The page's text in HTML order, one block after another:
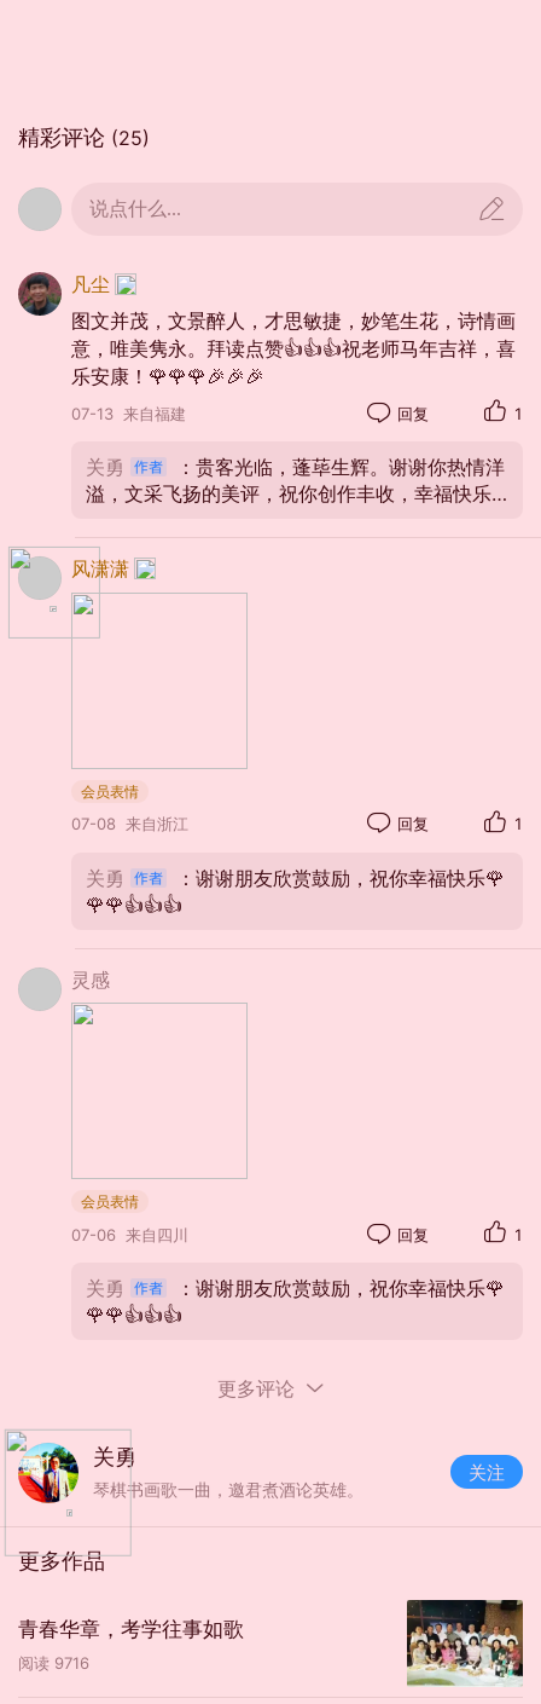
精彩评论 (25)
说点什么...
凡尘
图文并茂，文景醉人，才思敏捷，妙笔生花，诗情画
意，唯美隽永。拜读点赞👍👍👍祝老师马年吉祥，喜
乐安康！🌹🌹🌹🎉🎉🎉
07-13 来自福建 回复 1
关勇
：贵客光临，蓬荜生辉。谢谢你热情洋
溢，文采飞扬的美评，祝你创作丰收，幸福快乐
风潇潇
会员表情
07-08 来自浙江 回复 1
关勇
：谢谢朋友欣赏鼓励，祝你幸福快乐🌹
🌹🌹👍👍👍
灵感
会员表情
07-06 来自四川 回复 1
关勇
：谢谢朋友欣赏鼓励，祝你幸福快乐🌹
🌹🌹👍👍👍
更多评论
关勇
琴棋书画歌一曲，邀君煮酒论英雄。
关注
更多作品
青春华章，考学往事如歌
阅读 9716